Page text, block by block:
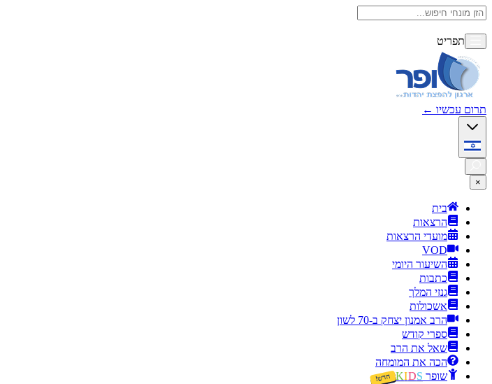
תפריט
תרום עכשיו ←
×
בית
הרצאות
מועדי הרצאות
VOD
השיעור היומי
כתבות
גנזי המלך
אשכולות
הרב אמנון יצחק ב-70 לשון
ספרי קודש
שאל את הרב
הכה את המומחה
שופר
KIDS חדש!